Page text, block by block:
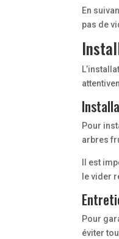
En
pas de
Pour
arbres
Il est
le vider
Pour
éviter